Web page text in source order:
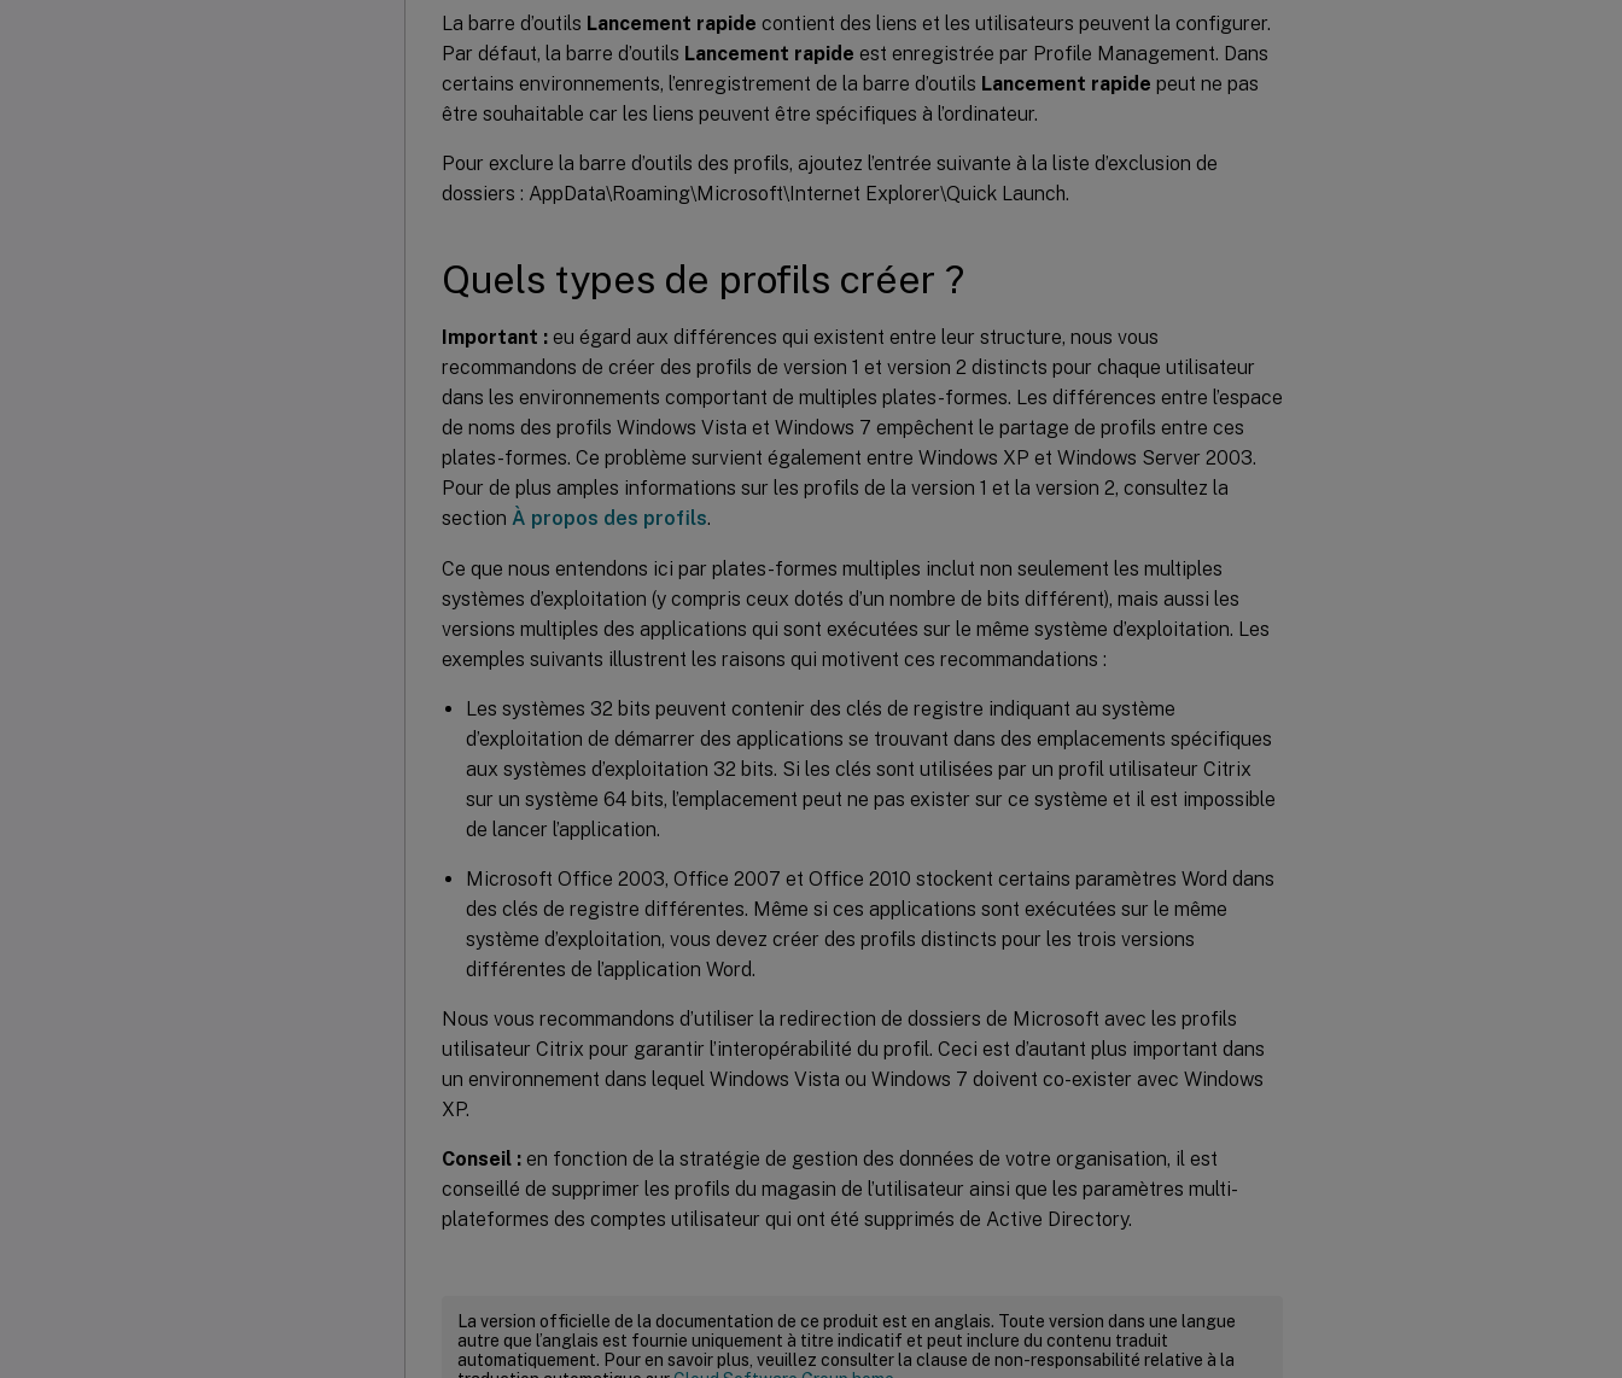
La barre d’outils Lancement rapide contient des liens et les utilisateurs peuvent la configurer.
Par défaut, la barre d’outils Lancement rapide est enregistrée par Profile Management. Dans
certains environnements, l’enregistrement de la barre d’outils Lancement rapide peut ne pas
être souhaitable car les liens peuvent être spécifiques à l’ordinateur.
Pour exclure la barre d’outils des profils, ajoutez l’entrée suivante à la liste d’exclusion de
dossiers : AppData\Roaming\Microsoft\Internet Explorer\Quick Launch.
Quels types de profils créer ?
Important : eu égard aux différences qui existent entre leur structure, nous vous
recommandons de créer des profils de version 1 et version 2 distincts pour chaque utilisateur
dans les environnements comportant de multiples plates-formes. Les différences entre l’espace
de noms des profils Windows Vista et Windows 7 empêchent le partage de profils entre ces
plates-formes. Ce problème survient également entre Windows XP et Windows Server 2003.
Pour de plus amples informations sur les profils de la version 1 et la version 2, consultez la
section À propos des profils.
Ce que nous entendons ici par plates-formes multiples inclut non seulement les multiples
systèmes d’exploitation (y compris ceux dotés d’un nombre de bits différent), mais aussi les
versions multiples des applications qui sont exécutées sur le même système d’exploitation. Les
exemples suivants illustrent les raisons qui motivent ces recommandations :
Les systèmes 32 bits peuvent contenir des clés de registre indiquant au système
d’exploitation de démarrer des applications se trouvant dans des emplacements spécifiques
aux systèmes d’exploitation 32 bits. Si les clés sont utilisées par un profil utilisateur Citrix
sur un système 64 bits, l’emplacement peut ne pas exister sur ce système et il est impossible
de lancer l’application.
Microsoft Office 2003, Office 2007 et Office 2010 stockent certains paramètres Word dans
des clés de registre différentes. Même si ces applications sont exécutées sur le même
système d’exploitation, vous devez créer des profils distincts pour les trois versions
différentes de l’application Word.
Nous vous recommandons d’utiliser la redirection de dossiers de Microsoft avec les profils
utilisateur Citrix pour garantir l’interopérabilité du profil. Ceci est d’autant plus important dans
un environnement dans lequel Windows Vista ou Windows 7 doivent co-exister avec Windows
XP.
Conseil : en fonction de la stratégie de gestion des données de votre organisation, il est
conseillé de supprimer les profils du magasin de l’utilisateur ainsi que les paramètres multi-
plateformes des comptes utilisateur qui ont été supprimés de Active Directory.
La version officielle de la documentation de ce produit est en anglais. Toute version dans une langue
autre que l’anglais est fournie uniquement à titre indicatif et peut inclure du contenu traduit
automatiquement. Pour en savoir plus, veuillez consulter la clause de non-responsabilité relative à la